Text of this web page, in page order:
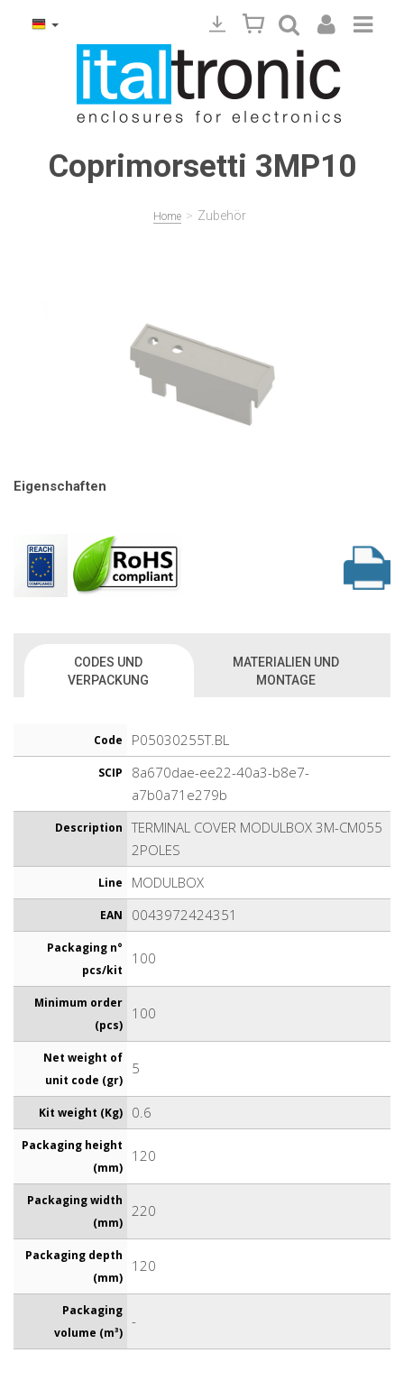
Coprimorsetti 3MP10
Home > Zubehör
Eigenschaften
CODES UND
VERPACKUNG
MATERIALIEN UND
MONTAGE
Code P05030255T.BL
SCIP
8a670dae-ee22-40a3-b8e7-
a7b0a71e279b
Description
TERMINAL COVER MODULBOX 3M-CM055
2POLES
Line MODULBOX
EAN 0043972424351
Packaging n°
pcs/kit
100
Minimum order
(pcs)
100
Net weight of
unit code (gr)
5
Kit weight (Kg) 0.6
Packaging height
(mm)
120
Packaging width
(mm)
220
Packaging depth
(mm)
120
Packaging
volume (m³)
-